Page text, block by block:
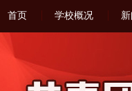
首页 学校概况